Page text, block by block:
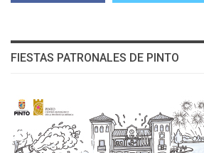
FIESTAS PATRONALES DE PINTO